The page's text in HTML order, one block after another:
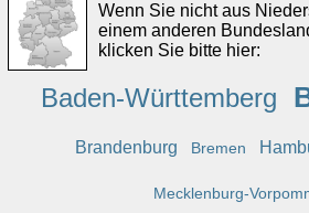
Wenn Sie nicht aus
einem anderen
klicken Sie bitte hier:
Baden-Württemberg
Brandenburg Bremen
Mecklenburg-